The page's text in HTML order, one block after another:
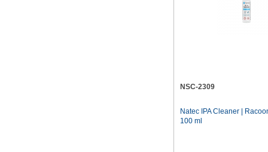
NSC-2309
Natec IPA Cleaner |
100 ml